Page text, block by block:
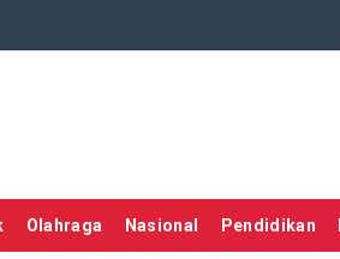
Olahraga Nasional Pendidikan